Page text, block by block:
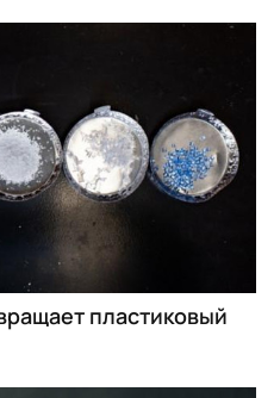
пластиковый